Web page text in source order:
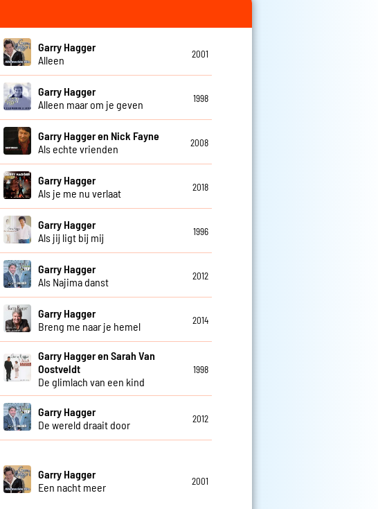
Garry Hagger
Alleen
2001
Garry Hagger
Alleen maar om je geven
1998
Garry Hagger en Nick Fayne
Als echte vrienden
2008
Garry Hagger
Als je me nu verlaat
2018
Garry Hagger
Als jij ligt bij mij
1996
Garry Hagger
Als Najima danst
2012
Garry Hagger
Breng me naar je hemel
2014
Garry Hagger en Sarah Van
Oostveldt
De glimlach van een kind
1998
Garry Hagger
De wereld draait door
2012
Garry Hagger
Een nacht meer
2001